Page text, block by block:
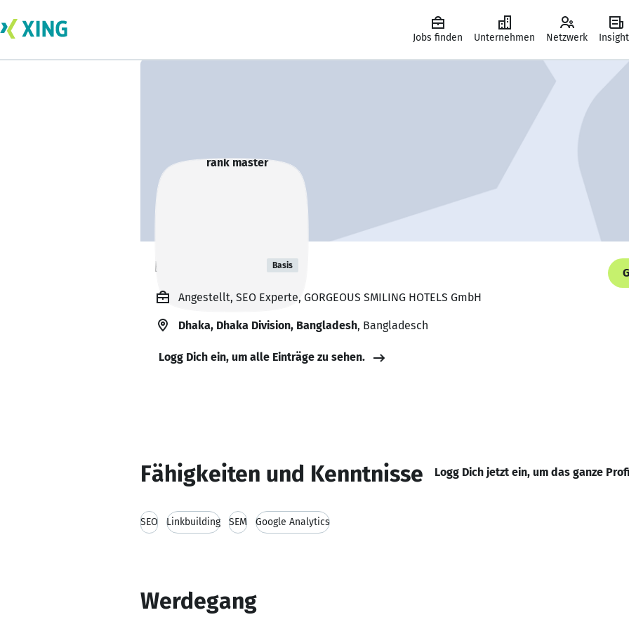
Jobs finden Unternehmen Netzwerk
rank master Basis
Angestellt, SEO Experte, GORGEOUS SMILING HOTELS GmbH
Dhaka, Dhaka Division, Bangladesh, Bangladesch
Logg Dich ein, um alle Einträge zu sehen.
Fähigkeiten und Kenntnisse Logg Dich jetzt ein, um das ganze
SEO Linkbuilding SEM Google Analytics
Werdegang